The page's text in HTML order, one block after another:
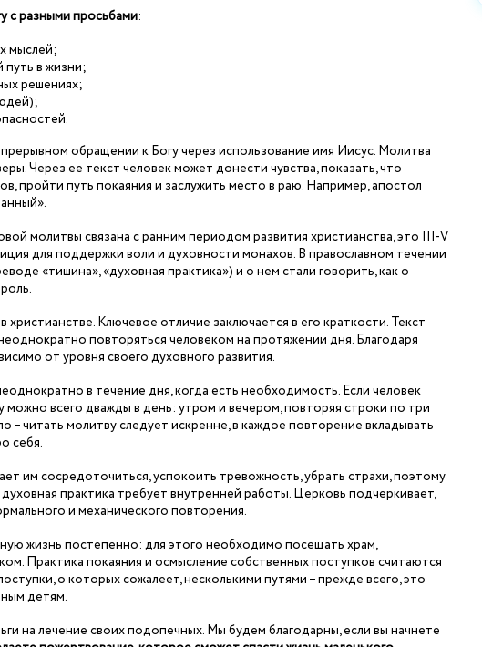
с разными просьбами:
мыслей;
путь в жизни;
решениях;
обращении к Богу через использование имя Иисус. Молитва
Через ее текст человек может донести чувства, показать, что
пройти путь покаяния и заслужить место в раю. Например, апостол
молитвы связана с ранним периодом развития христианства, это III-V
для поддержки воли и духовности монахов. В православном течении
«тишина», «духовная практика») и о нем стали говорить, как о
Ключевое отличие заключается в его краткости. Текст
повторяться человеком на протяжении дня. Благодаря
от уровня своего духовного развития.
в течение дня, когда есть необходимость. Если человек
можно всего дважды в день: утром и вечером, повторяя строки по три
– читать молитву следует искренне, в каждое повторение вкладывать
себя.
им сосредоточиться, успокоить тревожность, убрать страхи, поэтому
практика требует внутренней работы. Церковь подчеркивает,
и механического повторения.
жизнь постепенно: для этого необходимо посещать храм,
Практика покаяния и осмысление собственных поступков считаются
о которых сожалеет, несколькими путями – прежде всего, это
детям.
на лечение своих подопечных. Мы будем благодарны, если вы начнете